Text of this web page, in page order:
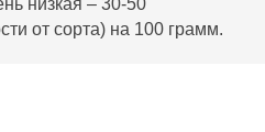
низкая – 30-50
от сорта) на 100 грамм.